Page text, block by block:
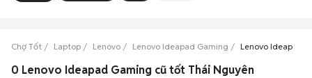
Chợ Tốt Laptop Lenovo Lenovo Ideapad Gaming Lenovo Ideapad
0 Lenovo Ideapad Gaming cũ tốt Thái Nguyên